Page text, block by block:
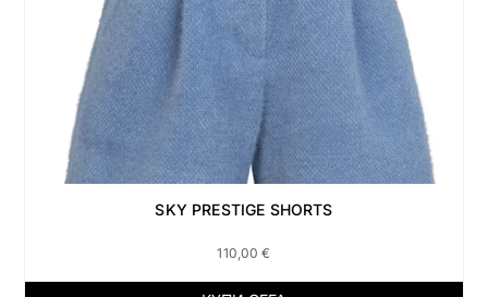
SKY PRESTIGE SHORTS
110,00€